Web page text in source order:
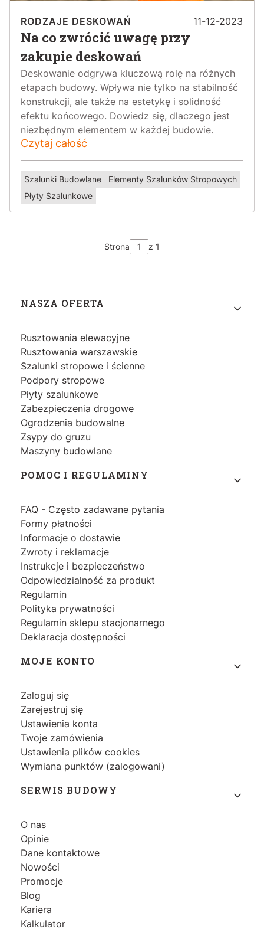
RODZAJE DESKOWAŃ 11-12-2023
Na co zwrócić uwagę przy
zakupie deskowań
Deskowanie odgrywa kluczową rolę na różnych
etapach budowy. Wpływa nie tylko na stabilność
konstrukcji, ale także na estetykę i solidność
efektu końcowego. Dowiedz się, dlaczego jest
niezbędnym elementem w każdej budowie.
Czytaj całość
Szalunki Budowlane
Elementy Szalunków Stropowych
Płyty Szalunkowe
Strona z 1
Linki w stopce
NASZA OFERTA
Rusztowania elewacyjne
Rusztowania warszawskie
Szalunki stropowe i ścienne
Podpory stropowe
Płyty szalunkowe
Zabezpieczenia drogowe
Ogrodzenia budowalne
Zsypy do gruzu
Maszyny budowlane
POMOC I REGULAMINY
FAQ - Często zadawane pytania
Formy płatności
Informacje o dostawie
Zwroty i reklamacje
Instrukcje i bezpieczeństwo
Odpowiedzialność za produkt
Regulamin
Polityka prywatności
Regulamin sklepu stacjonarnego
Deklaracja dostępności
MOJE KONTO
Zaloguj się
Zarejestruj się
Ustawienia konta
Twoje zamówienia
Ustawienia plików cookies
Wymiana punktów (zalogowani)
SERWIS BUDOWY
O nas
Opinie
Dane kontaktowe
Nowości
Promocje
Blog
Kariera
Kalkulator